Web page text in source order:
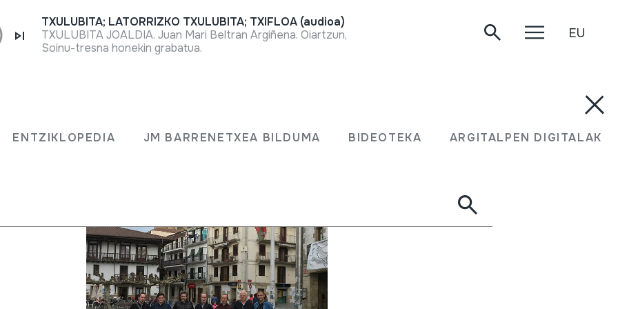
ENTZIKLOPEDIA JM BARRENETXEA BILDUMA BIDEOTEKA ARGITALPEN DIGITALAK
TXULUBITA; LATORRIZKO TXULUBITA; TXIFLOA (audioa)
TXULUBITA JOALDIA. Juan Mari Beltran Argiñena. Oiartzun, 2020-04-23.
Soinu-tresna honekin grabatua.
EU